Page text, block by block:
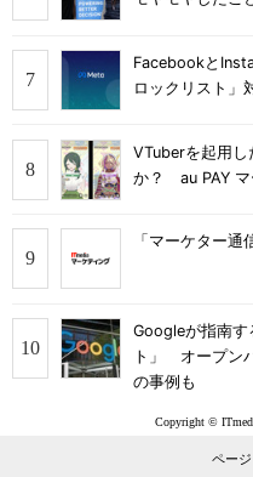
Facebookと
ロックリスト」
VTuberを起用
か？ au PAY マ
「マーケター
Googleが指南す
ト」 オープン
の事例も
Copyright ©
ペー